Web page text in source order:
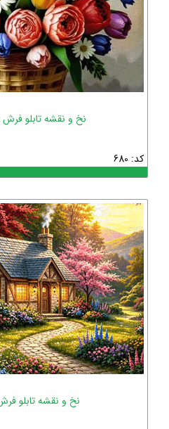
نخ و نقشه تابلو
کد: 680
نخ و نقشه تابلو